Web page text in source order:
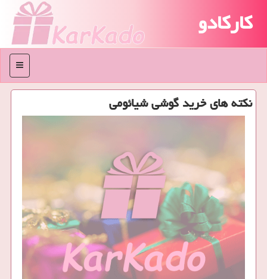
کارکادو
منو
نكته های خرید گوشی شیائومی